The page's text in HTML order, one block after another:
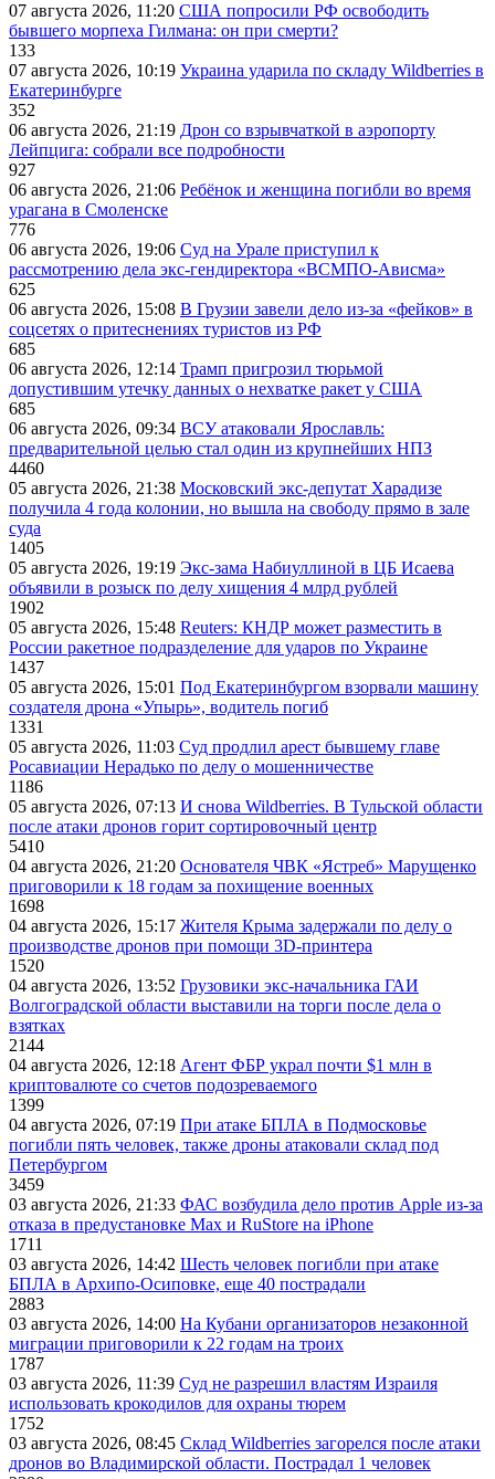
07 августа 2026, 11:20 США попросили РФ освободить
бывшего морпеха Гилмана: он при смерти?
133
07 августа 2026, 10:19 Украина ударила по складу Wildberries в
Екатеринбурге
352
06 августа 2026, 21:19 Дрон со взрывчаткой в аэропорту
Лейпцига: собрали все подробности
927
06 августа 2026, 21:06 Ребёнок и женщина погибли во время
урагана в Смоленске
776
06 августа 2026, 19:06 Суд на Урале приступил к
рассмотрению дела экс-гендиректора «ВСМПО-Ависма»
625
06 августа 2026, 15:08 В Грузии завели дело из-за «фейков» в
соцсетях о притеснениях туристов из РФ
685
06 августа 2026, 12:14 Трамп пригрозил тюрьмой
допустившим утечку данных о нехватке ракет у США
685
06 августа 2026, 09:34 ВСУ атаковали Ярославль:
предварительной целью стал один из крупнейших НПЗ
4460
05 августа 2026, 21:38 Московский экс-депутат Харадизе
получила 4 года колонии, но вышла на свободу прямо в зале
суда
1405
05 августа 2026, 19:19 Экс-зама Набиуллиной в ЦБ Исаева
объявили в розыск по делу хищения 4 млрд рублей
1902
05 августа 2026, 15:48 Reuters: КНДР может разместить в
России ракетное подразделение для ударов по Украине
1437
05 августа 2026, 15:01 Под Екатеринбургом взорвали машину
создателя дрона «Упырь», водитель погиб
1331
05 августа 2026, 11:03 Суд продлил арест бывшему главе
Росавиации Нерадько по делу о мошенничестве
1186
05 августа 2026, 07:13 И снова Wildberries. В Тульской области
после атаки дронов горит сортировочный центр
5410
04 августа 2026, 21:20 Основателя ЧВК «Ястреб» Марущенко
приговорили к 18 годам за похищение военных
1698
04 августа 2026, 15:17 Жителя Крыма задержали по делу о
производстве дронов при помощи 3D‑принтера
1520
04 августа 2026, 13:52 Грузовики экс-начальника ГАИ
Волгоградской области выставили на торги после дела о
взятках
2144
04 августа 2026, 12:18 Агент ФБР украл почти $1 млн в
криптовалюте со счетов подозреваемого
1399
04 августа 2026, 07:19 При атаке БПЛА в Подмосковье
погибли пять человек, также дроны атаковали склад под
Петербургом
3459
03 августа 2026, 21:33 ФАС возбудила дело против Apple из-за
отказа в предустановке Max и RuStore на iPhone
1711
03 августа 2026, 14:42 Шесть человек погибли при атаке
БПЛА в Архипо-Осиповке, еще 40 пострадали
2883
03 августа 2026, 14:00 На Кубани организаторов незаконной
миграции приговорили к 22 годам на троих
1787
03 августа 2026, 11:39 Суд не разрешил властям Израиля
использовать крокодилов для охраны тюрем
1752
03 августа 2026, 08:45 Склад Wildberries загорелся после атаки
дронов во Владимирской области. Пострадал 1 человек